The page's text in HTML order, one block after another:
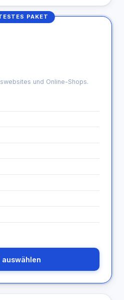
PAKET
und Online-Shops.
auswählen